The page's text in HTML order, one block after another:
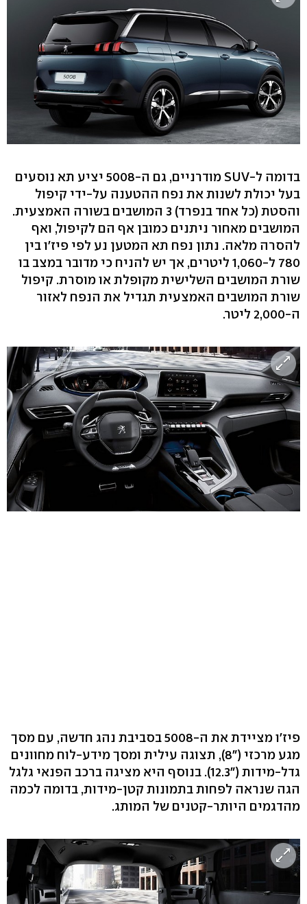
בדומה ל-SUV מודרניים, גם ה-5008 יציע תא נוסעים
בעל יכולת לשנות את נפח ההטענה על-ידי קיפול
והסטת (כל אחד בנפרד) 3 המושבים בשורה האמצעית.
המושבים מאחור ניתנים כמובן אף הם לקיפול, ואף
להסרה מלאה. נתון נפח תא המטען נע לפי פיז'ו בין
780 ל-1,060 ליטרים, אך יש להניח כי מדובר במצב בו
שורת המושבים השלישית מקופלת או מוסרת. קיפול
שורת המושבים האמצעית תגדיל את הנפח לאזור
ה-2,000 ליטר.
פיז'ו מציידת את ה-5008 בסביבת נהג חדשה, עם מסך
מגע מרכזי ("8), תצוגה עילית ומסך מידע-לוח מחוונים
גדל-מידות ("12.3). בנוסף היא מציגה ברכב הפנאי גלגל
הגה שנראה לפחות בתמונות קטן-מידות, בדומה לכמה
מהדגמים היותר-קטנים של המותג.